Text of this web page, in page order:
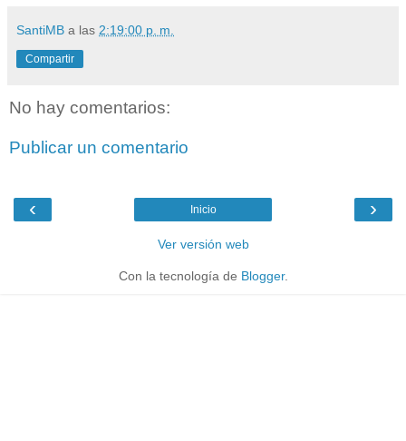
SantiMB a las 2:19:00 p. m.
Compartir
No hay comentarios:
Publicar un comentario
‹ ›
Inicio
Ver versión web
Con la tecnología de Blogger.